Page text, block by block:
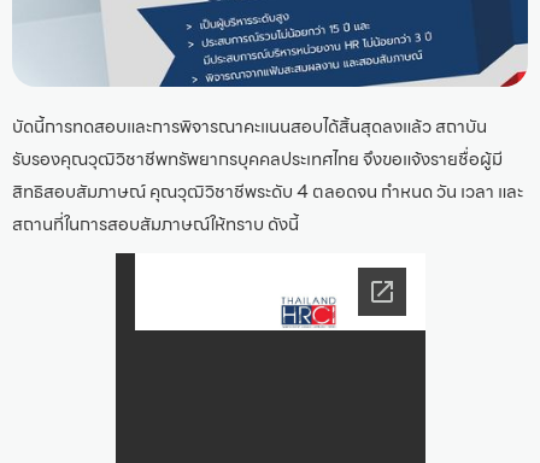
บัดนี้การทดสอบและการพิจารณาคะแนนสอบได้สิ้นสุดลงแล้ว สถาบัน
รับรองคุณวุฒิวิชาชีพทรัพยากรบุคคลประเทศไทย จึงขอแจ้งรายชื่อผู้มี
สิทธิสอบสัมภาษณ์ คุณวุฒิวิชาชีพระดับ 4 ตลอดจน กำหนด วัน เวลา และ
สถานที่ในการสอบสัมภาษณ์ให้ทราบ ดังนี้